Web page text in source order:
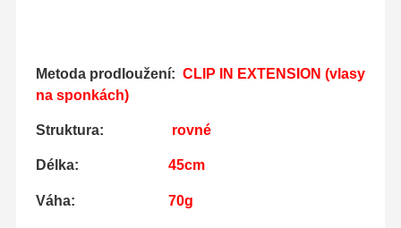
Metoda prodloužení: CLIP IN EXTENSION (vlasy
na sponkách)
Struktura: rovné
Délka: 45cm
Váha: 70g